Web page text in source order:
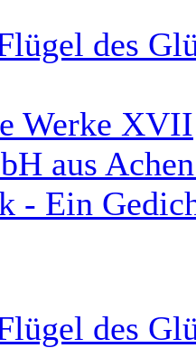
des
Werke XVII
aus
- Ein
des